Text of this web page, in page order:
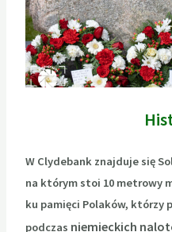
W Clydebank znajduje się
na którym stoi 10 metrowy
ku pamięci Polaków, którzy
podczas niemieckich